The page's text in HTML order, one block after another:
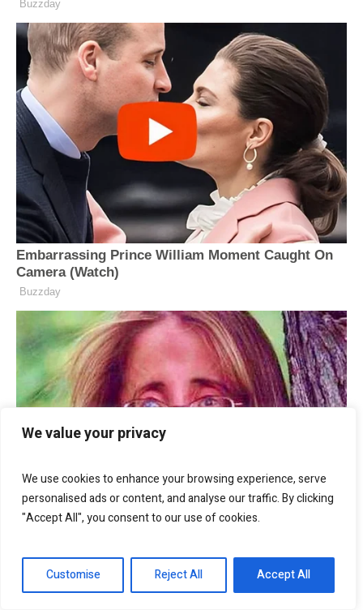
We value your privacy
We use cookies to enhance your browsing experience, serve
personalised ads or content, and analyse our traffic. By clicking
"Accept All", you consent to our use of cookies.
Customise Reject All Accept All